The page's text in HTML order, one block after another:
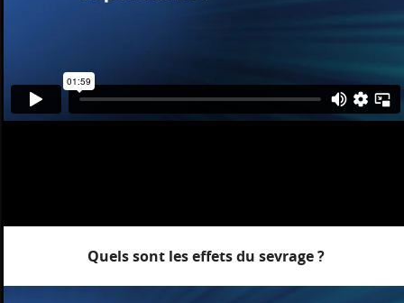
Quels sont les effets du sevrage ?